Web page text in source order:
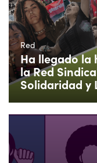
Red
Ha llegado la
la Red
Solidaridad y